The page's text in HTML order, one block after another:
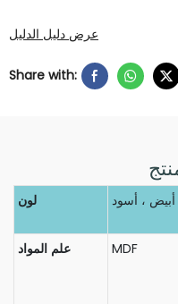
عرض دليل الدليل
Share with:
لون أبيض ، أسود
علم المواد MDF